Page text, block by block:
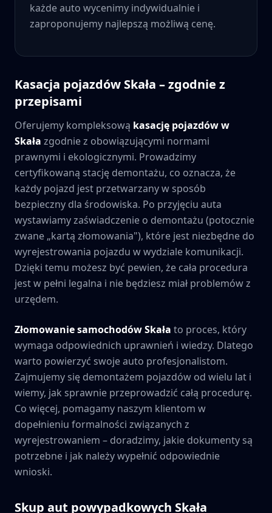
każde auto wycenimy indywidualnie i
zaproponujemy najlepszą możliwą cenę.
Kasacja pojazdów Skała – zgodnie z
przepisami
Oferujemy kompleksową kasację pojazdów w
Skała zgodnie z obowiązującymi normami
prawnymi i ekologicznymi. Prowadzimy
certyfikowaną stację demontażu, co oznacza, że
każdy pojazd jest przetwarzany w sposób
bezpieczny dla środowiska. Po przyjęciu auta
wystawiamy zaświadczenie o demontażu (potocznie
zwane „kartą złomowania"), które jest niezbędne do
wyrejestrowania pojazdu w wydziale komunikacji.
Dzięki temu możesz być pewien, że cała procedura
jest w pełni legalna i nie będziesz miał problemów z
urzędem.
Złomowanie samochodówSkała to proces, który
wymaga odpowiednich uprawnień i wiedzy. Dlatego
warto powierzyć swoje auto profesjonalistom.
Zajmujemy się demontażem pojazdów od wielu lat i
wiemy, jak sprawnie przeprowadzić całą procedurę.
Co więcej, pomagamy naszym klientom w
dopełnieniu formalności związanych z
wyrejestrowaniem – doradzimy, jakie dokumenty są
potrzebne i jak należy wypełnić odpowiednie
wnioski.
Skup aut powypadkowych Skała